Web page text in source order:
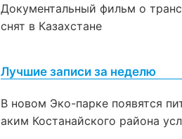
Документальный фильм о
снят в Казахстане
Лучшие записи за неделю
В новом Эко-парке появятся
аким Костанайского района